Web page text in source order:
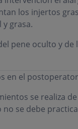
los injertos
grasa.
pene oculto y
en el
se realiza
se debe